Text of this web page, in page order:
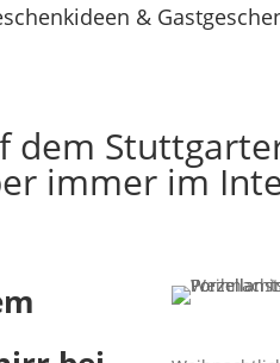
&
dem
immer im